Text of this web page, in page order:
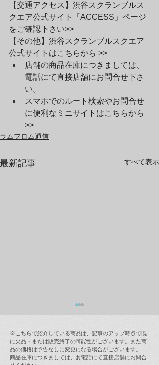
【交通アクセス】 渋谷スクランブルス
クエア公式サイト「ACCESS」ページ
をご確認下さい>>
【その他】 渋谷スクランブルスクエア
公式サイトはこちらから >>
店舗の商品在庫につきましては、
電話にて直接店舗にお問合せ下さ
い。
スマホでのルート検索やお問合せ
に便利なミニサイトはこちらから
>>
ラムフロム通信
最新記事 すべて表示
※こちらで紹介している商品は、記事のアップ時点で既
に欠品・または販売終了の可能性がございます。また商
品の価格は予告なしに変更になる場合がございます。
商品在庫につきましては、お電話にて直接店舗にお問合